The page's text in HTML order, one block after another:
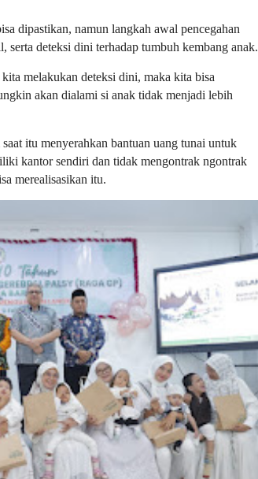
dipastikan, namun langkah awal pencegahan
serta deteksi dini terhadap tumbuh kembang anak.
melakukan deteksi dini, maka kita bisa
akan dialami si anak tidak menjadi lebih
itu menyerahkan bantuan uang tunai untuk
kantor sendiri dan tidak mengontrak ngontrak
merealisasikan itu.